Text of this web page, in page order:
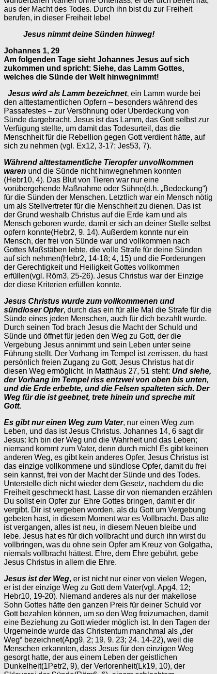
aus der Macht des Todes. Durch ihn bist du zur Freiheit
berufen, in dieser Freiheit lebe!
Jesus nimmt deine Sünden hinweg!
Johannes 1, 29
Am folgenden Tage sieht Johannes Jesus auf sich
zukommen und spricht: Siehe, das Lamm Gottes,
welches die Sünde der Welt hinwegnimmt!
Jesus wird als Lamm bezeichnet, ein Lamm wurde bei
den alttestamentlichen Opfern – besonders während des
Passafestes – zur Versöhnung oder Überdeckung von
Sünde dargebracht. Jesus ist das Lamm, das Gott selbst zur
Verfügung stellte, um damit das Todesurteil, das die
Menschheit für die Rebellion gegen Gott verdient hätte, auf
sich zu nehmen (vgl. Ex12, 3-17; Jes53, 7).
Während alttestamentliche Tieropfer unvollkommen
waren und die Sünde nicht hinwegnehmen konnten
(Hebr10, 4). Das Blut von Tieren war nur eine
vorübergehende Maßnahme oder Sühne(d.h. „Bedeckung“)
für die Sünden der Menschen. Letztlich war ein Mensch nötig
um als Stellvertreter für die Menschheit zu dienen. Das ist
der Grund weshalb Christus auf die Erde kam und als
Mensch geboren wurde, damit er sich an deiner Stelle selbst
opfern konnte(Hebr2, 9. 14). Außerdem konnte nur ein
Mensch, der frei von Sünde war und vollkommen nach
Gottes Maßstäben lebte, die volle Strafe für deine Sünden
auf sich nehmen(Hebr2, 14-18; 4, 15) und die Forderungen
der Gerechtigkeit und Heiligkeit Gottes vollkommen
erfüllen(vgl. Röm3, 25-26). Jesus Christus war der Einzige
der diese Kriterien erfüllen konnte.
Jesus Christus wurde zum vollkommenen und
sündloser Opfer, durch das ein für alle Mal die Strafe für die
Sünde eines jeden Menschen, auch für dich bezahlt wurde.
Durch seinen Tod brach Jesus die Macht der Schuld und
Sünde und öffnet für jeden den Weg zu Gott, der die
Vergebung Jesus annimmt und sein Leben unter seine
Führung stellt. Der Vorhang im Tempel ist zerrissen, du hast
persönlich freien Zugang zu Gott, Jesus Christus hat dir
diesen Weg ermöglicht. In Matthäus 27, 51 steht: Und siehe,
der Vorhang im Tempel riss entzwei von oben bis unten,
und die Erde erbebte, und die Felsen spalteten sich. Der
Weg für die ist geebnet, trete hinein und spreche mit
Gott.
Es gibt nur einen Weg zum Vater, nur einen Weg zum
Leben, und das ist Jesus Christus. Johannes 14, 6 sagt dir
Jesus: Ich bin der Weg und die Wahrheit und das Leben;
niemand kommt zum Vater, denn durch mich! Es gibt keinen
anderen Weg, es gibt kein anderes Opfer, Jesus Christus ist
das einzige vollkommene und sündlose Opfer, damit du frei
sein kannst, frei von der Macht der Sünde und des Todes.
Unterstelle dich nicht wieder dem Gesetz, nachdem du die
Freiheit geschmeckt hast. Lasse dir von niemanden erzählen
Du sollst ein Opfer zur Ehre Gottes bringen, damit er dir
vergibt. Dir ist vergeben worden, als du Gott um Vergebung
gebeten hast, in diesem Moment war es Vollbracht. Das alte
ist vergangen, alles ist neu, in diesem Neuen bleibe und
lebe. Jesus hat es für dich vollbracht und durch ihn wirst du
vollbringen, was du ohne sein Opfer am Kreuz von Golgatha,
niemals vollbracht hättest. Ehre, dem Ehre gebührt, gebe
Jesus Christus in allem die Ehre.
Jesus ist der Weg, er ist nicht nur einer von vielen Wegen,
er ist der einzige Weg zu Gott dem Vater(vgl. Apg4, 12;
Hebr10, 19-20). Niemand anderes als nur der makellose
Sohn Gottes hätte den ganzen Preis für deiner Schuld vor
Gott bezahlen können, um so den Weg freizumachen, damit
eine Beziehung zu Gott wieder möglich ist. In den Tagen der
Urgemeinde wurde das Christentum manchmal als „der
Weg“ bezeichnet(Apg9, 2; 19, 9. 23; 24. 14-22), weil die
Menschen erkannten, dass Jesus für den einzigen Weg
gesorgt hatte, der aus einem Leben der geistlichen
Dunkelheit(1Petr2, 9), der Verlorenheit(Lk19, 10), der